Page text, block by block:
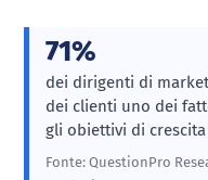
71%
dei dirigenti di
dei clienti uno dei
gli obiettivi di
Fonte: QuestionPro